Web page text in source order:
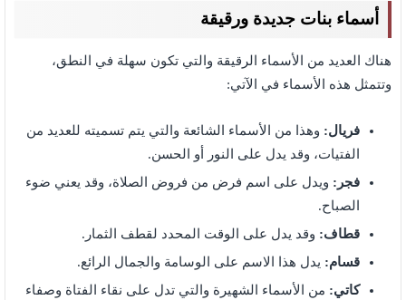
أسماء بنات جديدة ورقيقة
هناك العديد من الأسماء الرقيقة والتي تكون سهلة في النطق،
وتتمثل هذه الأسماء في الآتي:
فريال: وهذا من الأسماء الشائعة والتي يتم تسميته للعديد من
الفتيات، وقد يدل على النور أو الحسن.
فجر: ويدل على اسم فرض من فروض الصلاة، وقد يعني ضوء
الصباح.
قطاف: وقد يدل على الوقت المحدد لقطف الثمار.
قسام: يدل هذا الاسم على الوسامة والجمال الرائع.
كاتي: من الأسماء الشهيرة والتي تدل على نقاء الفتاة وصفاء